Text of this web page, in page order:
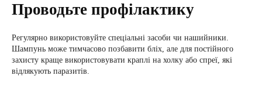
Проводьте профілактику
Регулярно використовуйте спеціальні засоби чи нашийники.
Шампунь може тимчасово позбавити бліх, але для постійного
захисту краще використовувати краплі на холку або спреї, які
відлякують паразитів.